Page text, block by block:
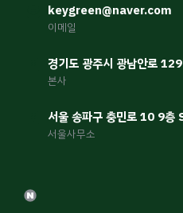
keygreen@naver.com
이메일
경기도 광주시 광남안로
본사
서울 송파구 충민로 10 9층
서울사무소